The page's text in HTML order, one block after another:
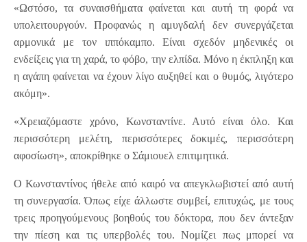
«Ωστόσο, τα συναισθήματα φαίνεται και αυτή τη φορά να
υπολειτουργούν. Προφανώς η αμυγδαλή δεν συνεργάζεται
αρμονικά με τον ιππόκαμπο. Είναι σχεδόν μηδενικές οι
ενδείξεις για τη χαρά, το φόβο, την ελπίδα. Μόνο η έκπληξη και
η αγάπη φαίνεται να έχουν λίγο αυξηθεί και ο θυμός, λιγότερο
ακόμη».
«Χρειαζόμαστε χρόνο, Κωνσταντίνε. Αυτό είναι όλο. Και
περισσότερη μελέτη, περισσότερες δοκιμές, περισσότερη
αφοσίωση», αποκρίθηκε ο Σάμιουελ επιτιμητικά.
Ο Κωνσταντίνος ήθελε από καιρό να απεγκλωβιστεί από αυτή
τη συνεργασία. Όπως είχε άλλωστε συμβεί, επιτυχώς, με τους
τρεις προηγούμενους βοηθούς του δόκτορα, που δεν άντεξαν
την πίεση και τις υπερβολές του. Νομίζει πως μπορεί να